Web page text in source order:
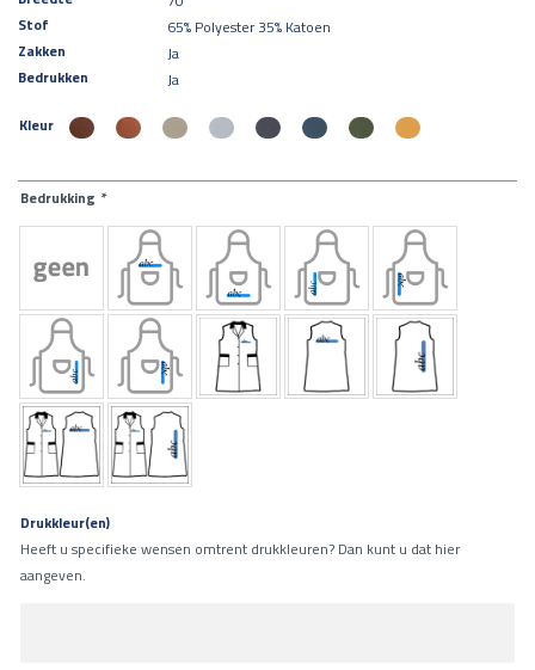
Stof
65% Polyester 35% Katoen
Zakken
Ja
Bedrukken
Ja
Kleur
Bedrukking *
Drukkleur(en)
Heeft u specifieke wensen omtrent drukkleuren? Dan kunt u dat hier
aangeven.